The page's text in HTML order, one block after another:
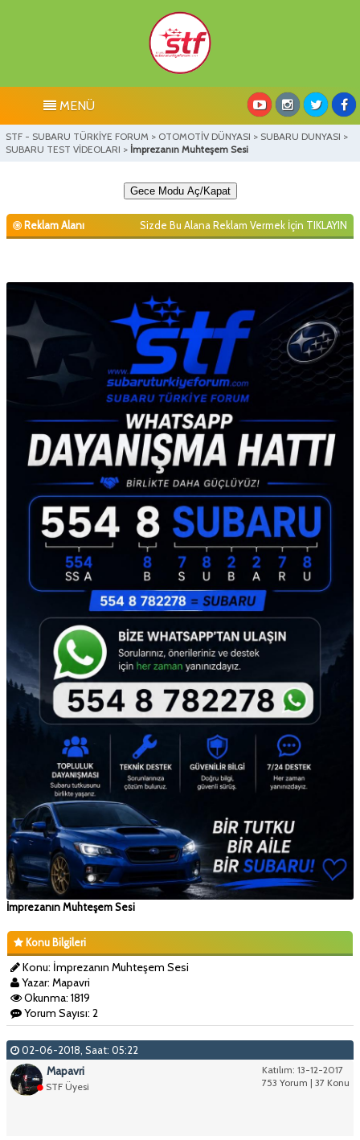
MENÜ
STF - SUBARU TÜRKİYE FORUM > OTOMOTİV DÜNYASI > SUBARU DUNYASI >
SUBARU TEST VİDEOLARI > İmprezanın Muhteşem Sesi
Gece Modu Aç/Kapat
Reklam Alanı Sizde Bu Alana Reklam Vermek İçin TIKLAYIN
İmprezanın Muhteşem Sesi
Konu Bilgileri
Konu: İmprezanın Muhteşem Sesi
Yazar: Mapavri
Okunma: 1819
Yorum Sayısı: 2
02-06-2018, Saat: 05:22
Katılım: 13-12-2017
753 Yorum | 37 Konu
Mapavri
STF Üyesi